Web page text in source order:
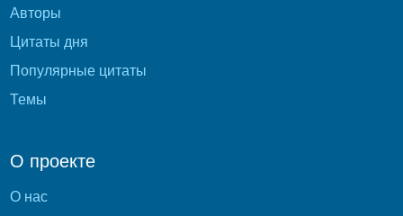
Авторы
Цитаты дня
Популярные цитаты
Темы
О проекте
О нас